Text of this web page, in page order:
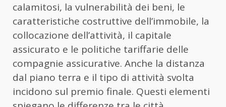
calamitosi, la vulnerabilità dei beni, le
caratteristiche costruttive dell’immobile, la
collocazione dell’attività, il capitale
assicurato e le politiche tariffarie delle
compagnie assicurative. Anche la distanza
dal piano terra e il tipo di attività svolta
incidono sul premio finale. Questi elementi